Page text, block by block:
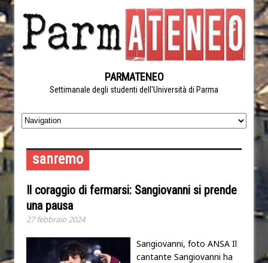
PARMATENEO
Settimanale degli studenti dell'Università di Parma
sanremo
Il coraggio di fermarsi: Sangiovanni si prende
una pausa
27 febbraio 2024
Sangiovanni, foto ANSA Il
cantante Sangiovanni ha